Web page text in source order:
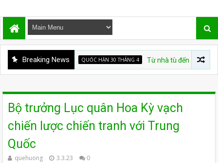
Breaking NewsQUỐC HẬN 30 THÁNG 4 Từ nhà tù đến “TỔ QUỐC TRĂM
Bộ trưởng Lục quân Hoa Kỳ vạch
chiến lược chiến tranh với Trung
Quốc
quehuong 3.3.23 0